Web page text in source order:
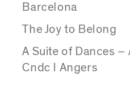
Barcelona
The Joy to Belong
A Suite of Dances –
Cndc I Angers